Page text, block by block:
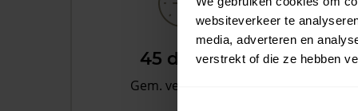
websiteverkeer te
media, adverteren en
verstrekt of die ze hebben
45 dagen
Gem. verkooptijd